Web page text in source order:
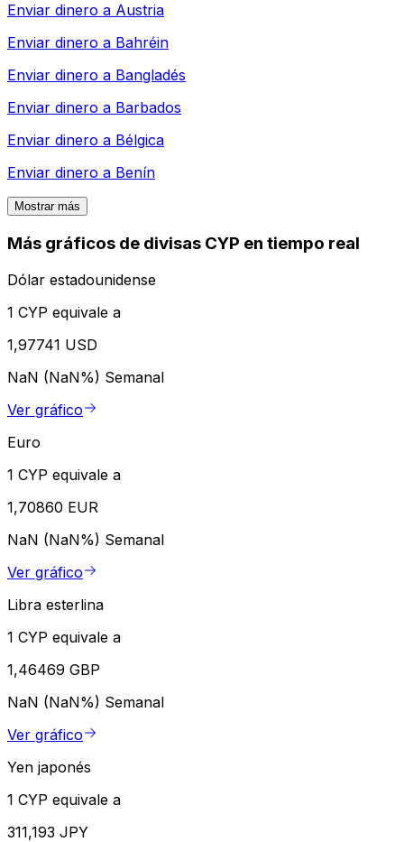
Enviar dinero a Austria
Enviar dinero a Bahréin
Enviar dinero a Bangladés
Enviar dinero a Barbados
Enviar dinero a Bélgica
Enviar dinero a Benín
Mostrar más
Más gráficos de divisas CYP en tiempo real
Dólar estadounidense
1 CYP equivale a
1,97741 USD
NaN (NaN%) Semanal
Ver gráfico
Euro
1 CYP equivale a
1,70860 EUR
NaN (NaN%) Semanal
Ver gráfico
Libra esterlina
1 CYP equivale a
1,46469 GBP
NaN (NaN%) Semanal
Ver gráfico
Yen japonés
1 CYP equivale a
311,193 JPY